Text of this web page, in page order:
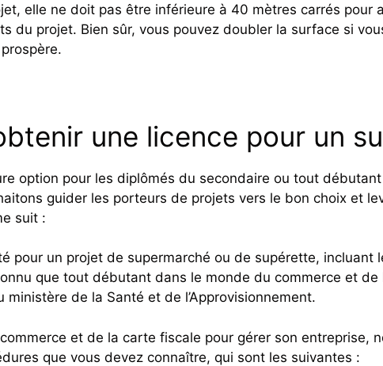
elle ne doit pas être inférieure à 40 mètres carrés pour
du projet. Bien sûr, vous pouvez doubler la surface si
une licence pour un
option pour les diplômés du secondaire ou tout
guider les porteurs de projets vers le bon choix et
suit :
pour un projet de supermarché ou de supérette, incluant
que tout débutant dans le monde du commerce et de
ministère de la Santé et de l’Approvisionnement.
et de la carte fiscale pour gérer son entreprise,
que vous devez connaître, qui sont les suivantes :